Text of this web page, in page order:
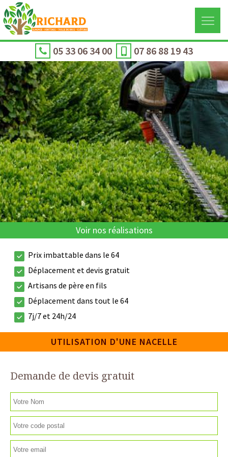
05 33 06 34 00 07 86 88 19 43
Voir nos réalisations
Prix imbattable dans le 64
Déplacement et devis gratuit
Artisans de père en fils
Déplacement dans tout le 64
7j/7 et 24h/24
UTILISATION D'UNE NACELLE
Demande de devis gratuit